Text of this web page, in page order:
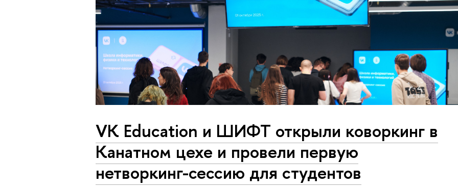
VK Education и ШИФТ открыли коворкинг в
Канатном цехе и провели первую
нетворкинг-сессию для студентов